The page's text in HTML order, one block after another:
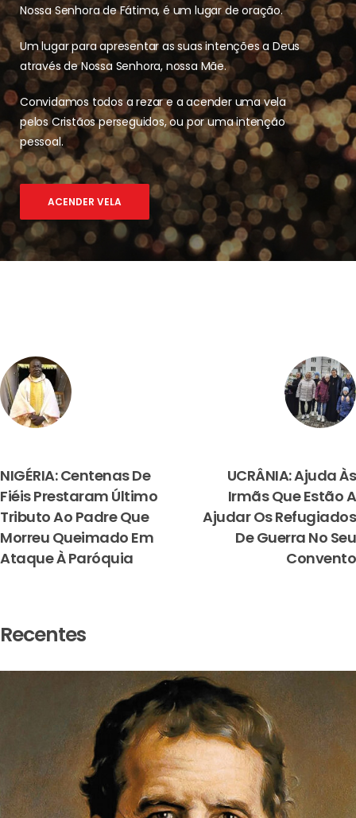
Nossa Senhora de Fátima, é um lugar de oração.
Um lugar para apresentar as suas intenções a Deus
através de Nossa Senhora, nossa Mãe.
Convidamos todos a rezar e a acender uma vela
pelos Cristãos perseguidos, ou por uma intenção
pessoal.
ACENDER VELA
NIGÉRIA: Centenas De
Fiéis Prestaram Último
Tributo Ao Padre Que
Morreu Queimado Em
Ataque À Paróquia
UCRÂNIA: Ajuda Às
Irmãs Que Estão A
Ajudar Os Refugiados
De Guerra No Seu
Convento
Recentes